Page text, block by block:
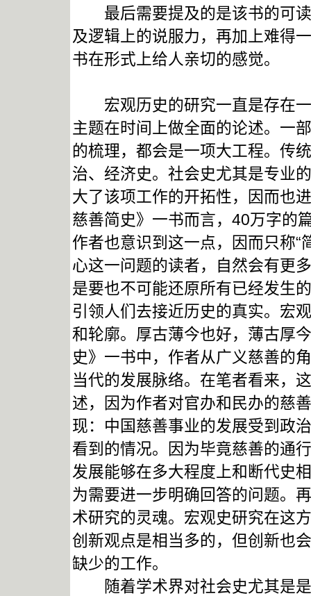
最后需要提及的是该书的可读
及逻辑上的说服力，再加上难得
书在形式上给人亲切的感觉。
宏观历史的研究一直是存在一
主题在时间上做全面的论述。一
的梳理，都会是一项大工程。传
治、经济史。社会史尤其是专业
大了该项工作的开拓性，因而也
慈善简史》一书而言，40万字的
作者也意识到这一点，因而只称“
心这一问题的读者，自然会有更
是要也不可能还原所有已经发生
引领人们去接近历史的真实。宏
和轮廓。厚古薄今也好，薄古厚
史》一书中，作者从广义慈善的
当代的发展脉络。在笔者看来，
述，因为作者对官办和民办的慈
现：中国慈善事业的发展受到政
看到的情况。因为毕竟慈善的通
发展能够在多大程度上和断代史
为需要进一步明确回答的问题。
术研究的灵魂。宏观史研究在这
创新观点是相当多的，但创新也
缺少的工作。
随着学术界对社会史尤其是是